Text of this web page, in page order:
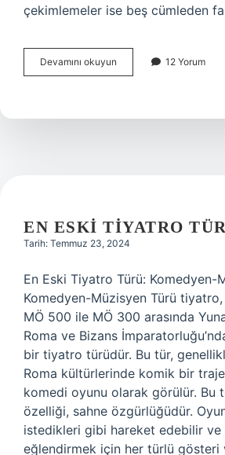
çekimlemeler ise beş cümleden
Devamını okuyun Çekimlemek
ne
12 Yorum
EN ESKI TIYATRO
Tarih: Temmuz 23, 2024
En Eski Tiyatro Türü: Komedyen-
Komedyen-Müzisyen Türü
MÖ 500 ile MÖ 300 arasında
Roma ve Bizans
bir tiyatro türüdür. Bu tür,
Roma kültürlerinde komik bir
komedi oyunu olarak görülür. Bu
özelliği, sahne özgürlüğüdür.
istedikleri gibi hareket edebilir ve
eğlendirmek için her türlü gösteri